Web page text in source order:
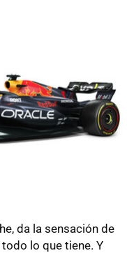
da la sensación de
lo que tiene. Y